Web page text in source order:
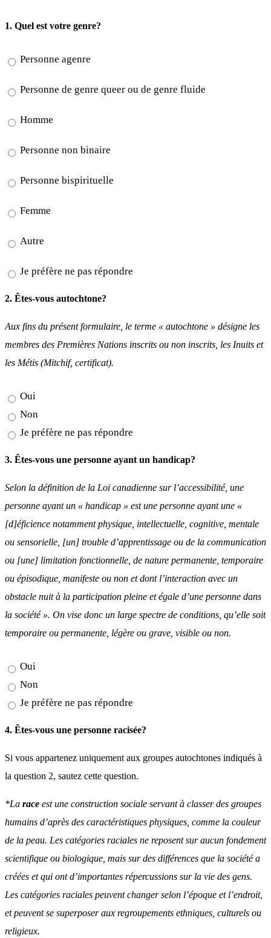
1. Quel est votre genre?
Personne agenre
Personne de genre queer ou de genre fluide
Homme
Personne non binaire
Personne bispirituelle
Femme
Autre
Je préfère ne pas répondre
2. Êtes-vous autochtone?
Aux fins du présent formulaire, le terme « autochtone » désigne les
membres des Premières Nations inscrits ou non inscrits, les Inuits et
les Métis (Mitchif, certificat).
Oui
Non
Je préfère ne pas répondre
3. Êtes-vous une personne ayant un handicap?
Selon la définition de la Loi canadienne sur l’accessibilité, une
personne ayant un « handicap » est une personne ayant une «
[d]éficience notamment physique, intellectuelle, cognitive, mentale
ou sensorielle, [un] trouble d’apprentissage ou de la communication
ou [une] limitation fonctionnelle, de nature permanente, temporaire
ou épisodique, manifeste ou non et dont l’interaction avec un
obstacle nuit à la participation pleine et égale d’une personne dans
la société ». On vise donc un large spectre de conditions, qu’elle soit
temporaire ou permanente, légère ou grave, visible ou non.
Oui
Non
Je préfère ne pas répondre
4. Êtes-vous une personne racisée?
Si vous appartenez uniquement aux groupes autochtones indiqués à
la question 2, sautez cette question.
*La race est une construction sociale servant à classer des groupes
humains d’après des caractéristiques physiques, comme la couleur
de la peau. Les catégories raciales ne reposent sur aucun fondement
scientifique ou biologique, mais sur des différences que la société a
créées et qui ont d’importantes répercussions sur la vie des gens.
Les catégories raciales peuvent changer selon l’époque et l’endroit,
et peuvent se superposer aux regroupements ethniques, culturels ou
religieux.